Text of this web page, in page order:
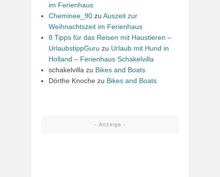
im Ferienhaus
Cheminee_90 zu Auszeit zur
Weihnachtszeit im Ferienhaus
8 Tipps für das Reisen mit Haustieren –
UrlaubstippGuru zu Urlaub mit Hund in
Holland – Ferienhaus Schakelvilla
schakelvilla zu Bikes and Boats
Dörthe Knoche zu Bikes and Boats
- Anzeige -